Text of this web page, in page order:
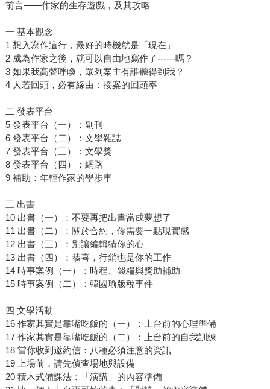
前言——作家的生存遊戲，及其攻略
一 基本觀念
1 想入寫作這行，最好的時機就是「現在」
2 成為作家之後，就可以自由地寫作了⋯⋯嗎？
3 如果我高聲呼喚，眾列案主有誰聽得到我？
4 人若回頭，必有緣由：接案的回頭率
二 發表平台
5 發表平台（一）：副刊
6 發表平台（二）：文學雜誌
7 發表平台（三）：文學獎
8 發表平台（四）：網路
9 補助：年輕作家的學步車
三 出書
10 出書（一）：不要再把出書當成夢想了
11 出書（二）：關於合約，你需要一點現實感
12 出書（三）：別讓編輯猜你的心
13 出書（四）：恭喜，行銷也是你的工作
14 時事案例（一）：時程、錢糧與獎助補助
15 時事案例（二）：韓國瑜版稅事件
四 文學活動
16 作家其實是靠嘴吃飯的（一）：上台前的心理準備
17 作家其實是靠嘴吃飯的（二）：上台前的自我訓練
18 當你收到邀約信：八種必須注意的資訊
19 上場前，請先偵查場地與設備
20 積木式備課法：「演講」的內容準備